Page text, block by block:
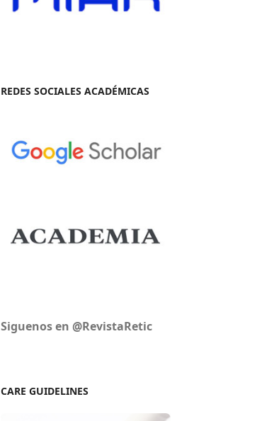
REDES SOCIALES ACADÉMICAS
Siguenos en @RevistaRetic
CARE GUIDELINES